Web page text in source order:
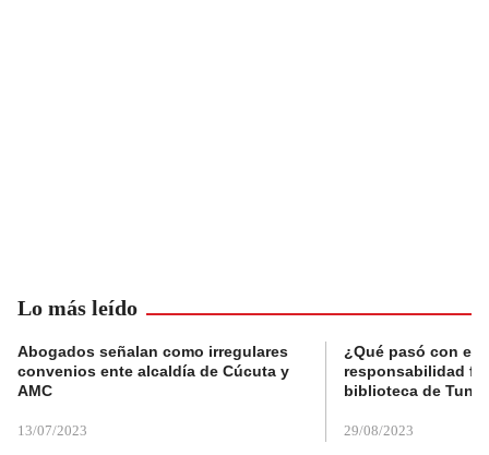
Lo más leído
Abogados señalan como irregulares
convenios ente alcaldía de Cúcuta y
AMC
13/07/2023
¿Qué pasó con el
responsabilidad
biblioteca de
29/08/2023